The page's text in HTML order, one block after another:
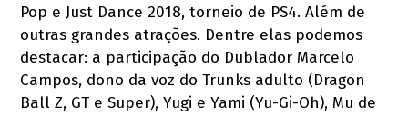
Pop e Just Dance 2018, torneio de PS4. Além de
outras grandes atrações. Dentre elas podemos
destacar: a participação do Dublador Marcelo
Campos, dono da voz do Trunks adulto (Dragon
Ball Z, GT e Super), Yugi e Yami (Yu-Gi-Oh), Mu de